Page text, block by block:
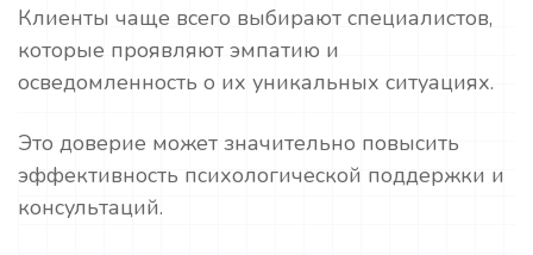
Клиенты чаще всего выбирают специалистов,
которые проявляют эмпатию и
осведомленность о их уникальных ситуациях.
Это доверие может значительно повысить
эффективность психологической поддержки и
консультаций.